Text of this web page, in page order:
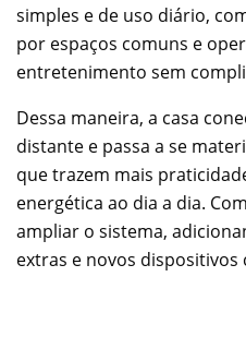
simples e de uso diário,
por espaços comuns e
entretenimento sem
Dessa maneira, a casa
distante e passa a se
que trazem mais
energética ao dia a dia.
ampliar o sistema,
extras e novos dispositivos